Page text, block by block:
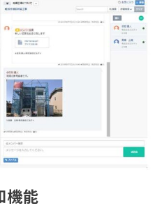
機能